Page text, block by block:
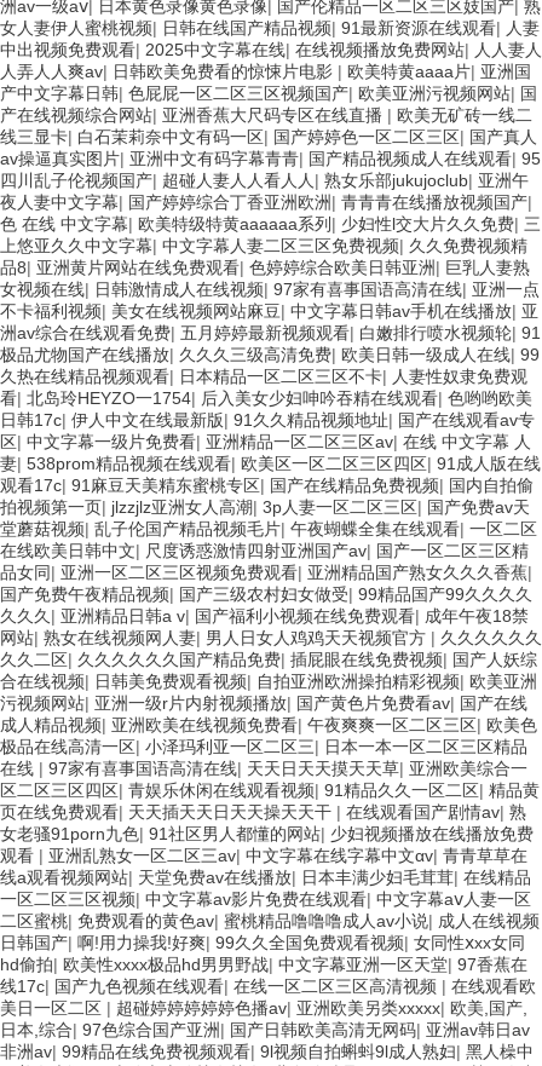
洲av一级aⅴ| 日本黄色录像黄色录像| 国产伦精品一区二区三区妓国产| 熟
女人妻伊人蜜桃视频| 日韩在线国产精品视频| 91最新资源在线观看| 人妻
中出视频免费观看| 2025中文字幕在线| 在线视频播放免费网站| 人人妻人
人弄人人爽av| 日韩欧美免费看的惊悚片电影 | 欧美特黄aaaa片| 亚洲国
产中文字幕日韩| 色屁屁一区二区三区视频国产| 欧美亚洲污视频网站| 国
产在线视频综合网站| 亚洲香蕉大尺码专区在线直播 | 欧美无矿砖一线二
线三显卡| 白石茉莉奈中文有码一区| 国产婷婷色一区二区三区| 国产真人
av操逼真实图片| 亚洲中文有码字幕青青| 国产精品视频成人在线观看| 95
四川乱子伦视频国产| 超碰人妻人人看人人 | 熟女乐部jukujoclub| 亚洲午
夜人妻中文字幕| 国产婷婷综合丁香亚洲欧洲| 青青青在线播放视频国产|
色 在线 中文字幕| 欧美特级特黄aaaaaa系列 | 少妇性l交大片久久免费| 三
上悠亚久久中文字幕| 中文字幕人妻二区三区免费视频| 久久免费视频精
品8| 亚洲黄片网站在线免费观看| 色婷婷综合欧美日韩亚洲| 巨乳人妻熟
女视频在线| 日韩激情成人在线视频| 97家有喜事国语高清在线| 亚洲一点
不卡福利视频| 美女在线视频网站麻豆| 中文字幕日韩av手机在线播放| 亚
洲av综合在线观看免费| 五月婷婷最新视频观看| 白嫩排行喷水视频轮| 91
极品尤物国产在线播放| 久久久三级高清免费| 欧美日韩一级成人在线| 99
久热在线精品视频观看| 日本精品一区二区三区不卡| 人妻性奴隶免费观
看| 北岛玲HEYZO一1754| 后入美女少妇呻吟吞精在线观看| 色哟哟欧美
日韩17c| 伊人中文在线最新版| 91久久精品视频地址| 国产在线观看av专
区| 中文字幕一级片免费看| 亚洲精品一区二区三区av| 在线 中文字幕 人
妻| 538prom精品视频在线观看| 欧美区一区二区三区四区| 91成人版在线
观看17c| 91麻豆天美精东蜜桃专区| 国产在线精品免费视频| 国内自拍偷
拍视频第一页| jlzzjlz亚洲女人高潮| 3p人妻一区二区三区| 国产免费av天
堂蘑菇视频| 乱子伦国产精品视频毛片| 午夜蝴蝶全集在线观看| 一区二区
在线欧美日韩中文| 尺度诱惑激情四射亚洲国产av| 国产一区二区三区精
品女同| 亚洲一区二区三区视频免费观看| 亚洲精品国产熟女久久久香蕉|
国产免费午夜精品视频| 国产三级农村妇女做受| 99精品国产99久久久久
久久久 | 亚洲精品日韩a v| 国产福利小视频在线免费观看| 成年午夜18禁
网站| 熟女在线视频网人妻| 男人日女人鸡鸡天天视频官方 | 久久久久久久
久久二区| 久久久久久久国产精品免费| 插屁眼在线免费视频| 国产人妖综
合在线视频| 日韩美免费观看视频| 自拍亚洲欧洲操拍精彩视频| 欧美亚洲
污视频网站| 亚洲一级r片内射视频播放| 国产黄色片免费看av| 国产在线
成人精品视频| 亚洲欧美在线视频免费看| 午夜爽爽一区二区三区| 欧美色
极品在线高清一区| 小泽玛利亚一区二区三| 日本一本一区二区三区精品
在线 | 97家有喜事国语高清在线| 天天日天天摸天天草| 亚洲欧美综合一
区二区三区四区| 青娱乐休闲在线观看视频| 91精品久久一区二区| 精品黄
页在线免费观看| 天天插天天日天天操天天干 | 在线观看国产剧情av| 熟
女老骚91porn九色| 91社区男人都懂的网站| 少妇视频播放在线播放免费
观看 | 亚洲乱熟女一区二区三av| 中文字幕在线字幕中文αv| 青青草草在
线a观看视频网站| 天堂免费av在线播放| 日本丰满少妇毛茸茸| 在线精品
一区二区三区视频| 中文字幕av影片免费在线观看| 中文字幕aⅴ人妻一区
二区蜜桃| 免费观看的黄色av| 蜜桃精品噜噜噜成人av小说| 成人在线视频
日韩国产| 啊!用力操我!好爽| 99久久全国免费观看视频| 女同性ⅹxx女同
hd偷拍| 欧美性xxxx极品hd男男野战| 中文字幕亚洲一区天堂| 97香蕉在
线17c| 国产九色视频在线观看| 在线一区二区三区高清视频 | 在线观看欧
美日一区二区 | 超碰婷婷婷婷婷色播av| 亚洲欧美另类xxxxx| 欧美,国产,
日本,综合| 97色综合国产亚洲| 国产日韩欧美高清无网码| 亚洲av韩日av
非洲av| 99精品在线免费视频观看| 9l视频自拍蝌蚪9l成人熟妇| 黑人橾中